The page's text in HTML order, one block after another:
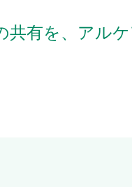
有を、アル